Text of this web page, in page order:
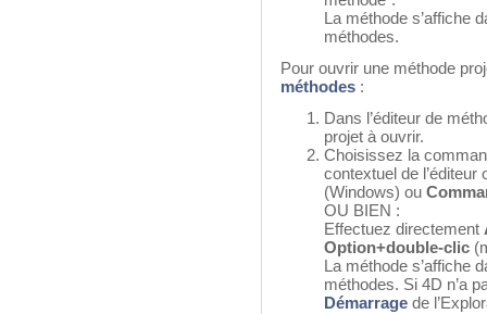
La méthode s’affiche
méthodes.
Pour ouvrir une méthode
méthodes :
Dans l’éditeur de
projet à ouvrir.
Choisissez la
contextuel de
(Windows) ou
OU BIEN :
Effectuez directement
Option+double-clic
La méthode s’affiche
méthodes. Si 4D n’a
Démarrage de